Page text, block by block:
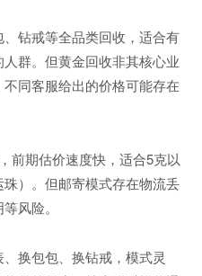
钻戒等全品类回收，适合有
群。但黄金回收非其核心业
同客服给出的价格可能存在
前期估价速度快，适合5克以
）。但邮寄模式存在物流丢
风险。
换包包、换钻戒，模式灵